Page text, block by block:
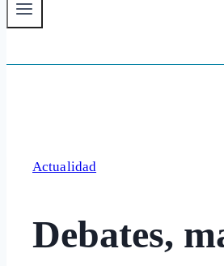
Actualidad
Debates,